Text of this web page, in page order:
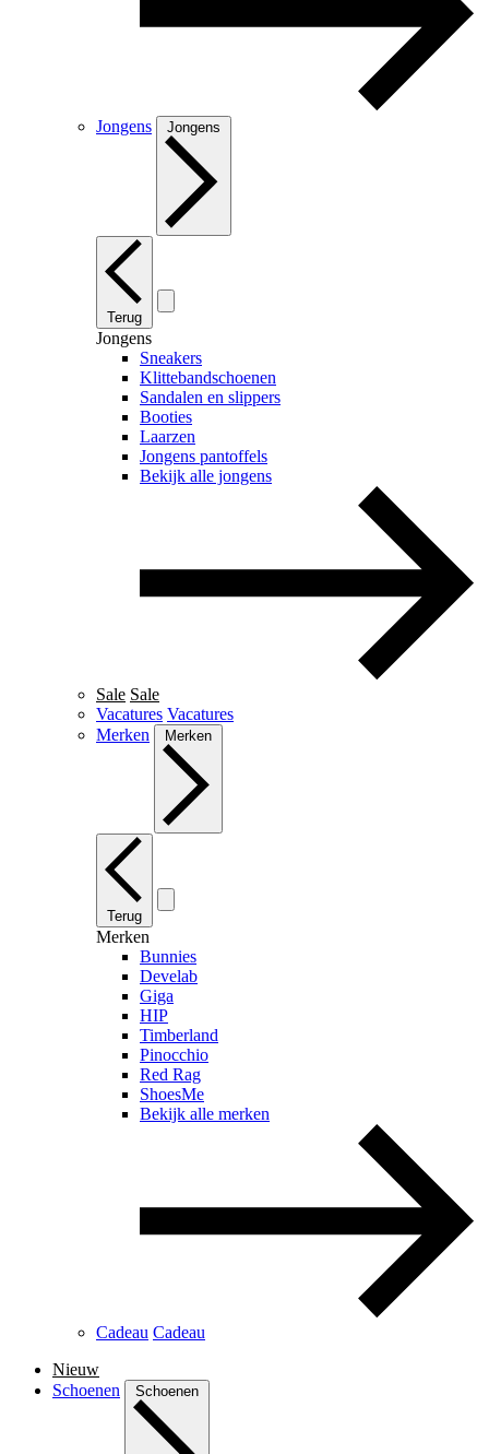
Jongens Jongens
Terug
Jongens
Sneakers
Klittebandschoenen
Sandalen en slippers
Booties
Laarzen
Jongens pantoffels
Bekijk alle jongens
Sale Sale
Vacatures Vacatures
Merken
Merken
Terug
Merken
Bunnies
Develab
Giga
HIP
Timberland
Pinocchio
Red Rag
ShoesMe
Bekijk alle merken
Cadeau Cadeau
Nieuw
Schoenen
Schoenen